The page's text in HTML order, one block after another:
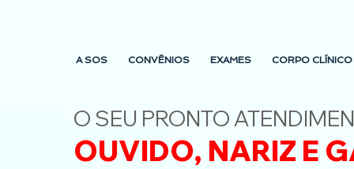
A SOS CONVÊNIOS EXAMES CORPO CLÍNICO
O SEU PRONTO
OUVIDO, NARIZ E